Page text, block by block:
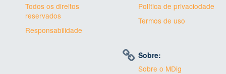
Todos os direitos
reservados
Responsabilidade
Política de privaciodade
Termos de uso
Sobre:
Sobre o MDig